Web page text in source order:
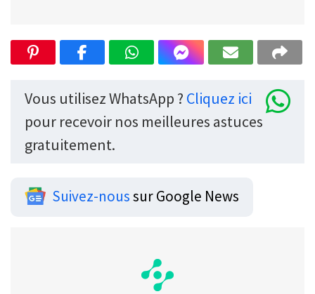
Vous utilisez WhatsApp ? Cliquez ici
pour recevoir nos meilleures astuces
gratuitement.
Suivez-noussur Google News